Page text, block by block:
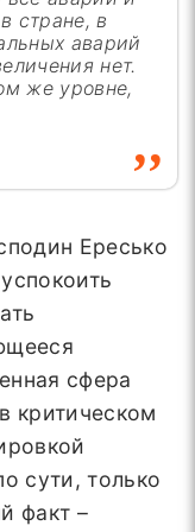
стране, в
аварий
нет.
же уровне,
Ересько
сфера
критическом
сути, только
факт –